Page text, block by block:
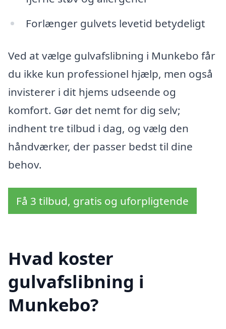
Forlænger gulvets levetid betydeligt
Ved at vælge gulvafslibning i Munkebo får
du ikke kun professionel hjælp, men også
invisterer i dit hjems udseende og
komfort. Gør det nemt for dig selv;
indhent tre tilbud i dag, og vælg den
håndværker, der passer bedst til dine
behov.
Få 3 tilbud, gratis og uforpligtende
Hvad koster
gulvafslibning i
Munkebo?